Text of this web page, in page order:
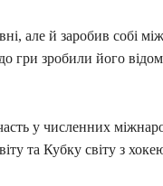
але й заробив собі
гри зробили його
у численних
та Кубку світу з